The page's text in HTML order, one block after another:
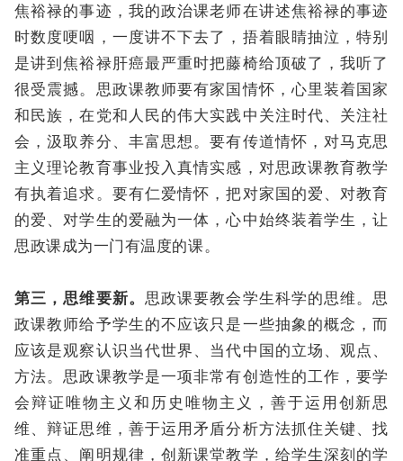
焦裕禄的事迹，我的政治课老师在讲述焦裕禄的事迹
时数度哽咽，一度讲不下去了，捂着眼睛抽泣，特别
是讲到焦裕禄肝癌最严重时把藤椅给顶破了，我听了
很受震撼。思政课教师要有家国情怀，心里装着国家
和民族，在党和人民的伟大实践中关注时代、关注社
会，汲取养分、丰富思想。要有传道情怀，对马克思
主义理论教育事业投入真情实感，对思政课教育教学
有执着追求。要有仁爱情怀，把对家国的爱、对教育
的爱、对学生的爱融为一体，心中始终装着学生，让
思政课成为一门有温度的课。
第三，思维要新。 思政课要教会学生科学的思维。思
政课教师给予学生的不应该只是一些抽象的概念，而
应该是观察认识当代世界、当代中国的立场、观点、
方法。思政课教学是一项非常有创造性的工作，要学
会辩证唯物主义和历史唯物主义，善于运用创新思
维、辩证思维，善于运用矛盾分析方法抓住关键、找
准重点、阐明规律，创新课堂教学，给学生深刻的学